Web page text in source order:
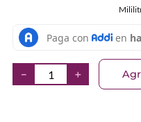
＋
－